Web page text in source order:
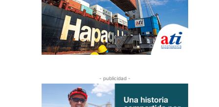
- publicidad -